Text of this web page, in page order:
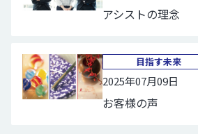
アシストの理念
目指す未来
2025年07月09日
お客様の声